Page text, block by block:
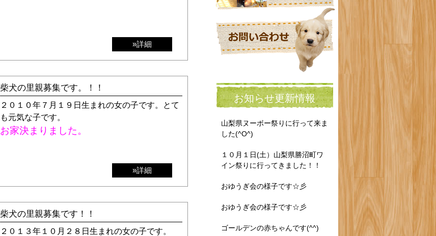
»詳細
柴犬の里親募集です。！！
２０１０年７月１９日生まれの女の子です。とて
も元気な子です。
お家決まりました。
»詳細
柴犬の里親募集です！！
２０１３年１０月２８日生まれの女の子です。
お知らせ更新情報
山梨県ヌーボー祭りに行って来ま
した(^O^)
１０月１日(土）山梨県勝沼町ワ
イン祭りに行ってきました！！
おゆうぎ会の様子です☆彡
おゆうぎ会の様子です☆彡
ゴールデンの赤ちゃんです(^^)